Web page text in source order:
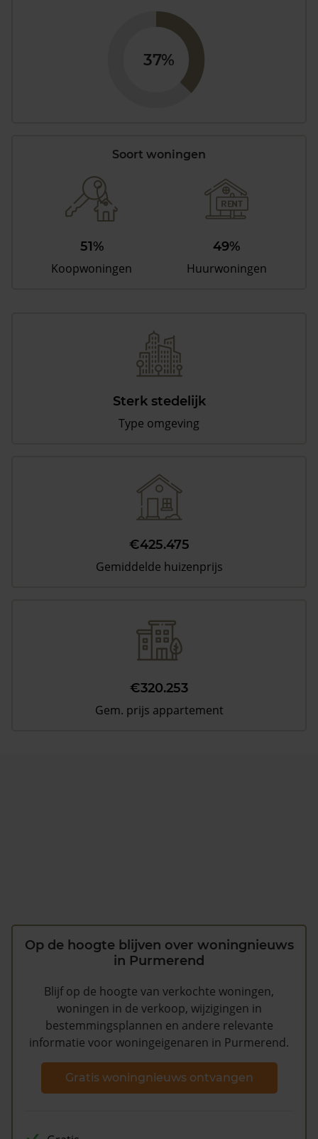
37%
Soort woningen
51%
Koopwoningen
49%
Huurwoningen
Sterk stedelijk
Type omgeving
€425.475
Gemiddelde huizenprijs
€320.253
Gem. prijs appartement
Op de hoogte blijven over woningnieuws
in Purmerend
Blijf op de hoogte van verkochte woningen,
woningen in de verkoop, wijzigingen in
bestemmingsplannen en andere relevante
informatie voor woningeigenaren in Purmerend.
Gratis woningnieuws ontvangen